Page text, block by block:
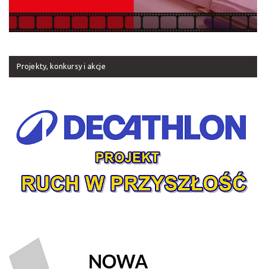
Projekty, konkursy i akcje